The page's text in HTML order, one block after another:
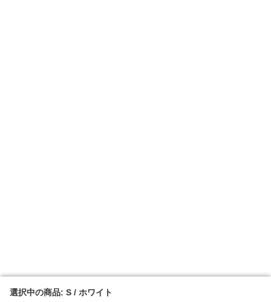
選択中の商品: S / ホワイト
選択中の商品: S / ホワイト